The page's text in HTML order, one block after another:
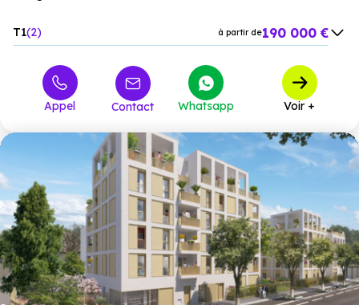
T1 2 à partir de190 000 €
à partir de 424 000 €
Appel Contact Whatsapp Voir +